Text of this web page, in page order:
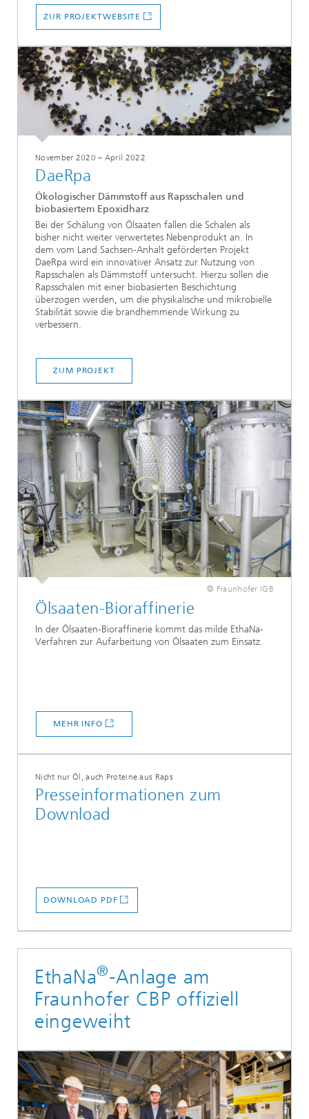
ZUR PROJEKTWEBSITE
November 2020 – April 2022
DaeRpa
Ökologischer Dämmstoff aus Rapsschalen und
biobasiertem Epoxidharz
Bei der Schälung von Ölsaaten fallen die Schalen als
bisher nicht weiter verwertetes Nebenprodukt an. In
dem vom Land Sachsen-Anhalt geförderten Projekt
DaeRpa wird ein innovativer Ansatz zur Nutzung von
Rapsschalen als Dämmstoff untersucht. Hierzu sollen die
Rapsschalen mit einer biobasierten Beschichtung
überzogen werden, um die physikalische und mikrobielle
Stabilität sowie die brandhemmende Wirkung zu
verbessern.
ZUM PROJEKT
© Fraunhofer IGB
Ölsaaten-Bioraffinerie
In der Ölsaaten-Bioraffinerie kommt das milde EthaNa-
Verfahren zur Aufarbeitung von Ölsaaten zum Einsatz.
MEHR INFO
Nicht nur Öl, auch Proteine aus Raps
Presseinformationen zum
Download
DOWNLOAD PDF
EthaNa®-Anlage am
Fraunhofer CBP offiziell
eingeweiht